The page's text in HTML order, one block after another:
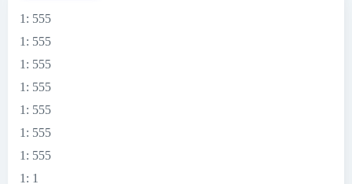
1 : 555
1 : 555
1 : 555
1 : 555
1 : 555
1 : 555
1 : 555
1 : 1